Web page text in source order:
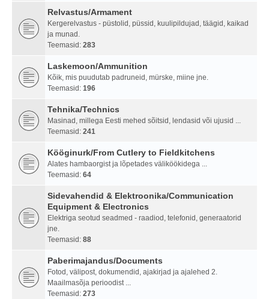
Relvastus/Armament
Kergerelvastus - püstolid, püssid, kuulipildujad, täägid, kaikad
ja munad.
Teemasid: 283
Laskemoon/Ammunition
Kõik, mis puudutab padruneid, mürske, miine jne.
Teemasid: 196
Tehnika/Technics
Masinad, millega Eesti mehed sõitsid, lendasid või ujusid ...
Teemasid: 241
Kööginurk/From Cutlery to Fieldkitchens
Alates hambaorgist ja lõpetades väliköökidega ...
Teemasid: 64
Sidevahendid & Elektroonika/Communication
Equipment & Electronics
Elektriga seotud seadmed - raadiod, telefonid, generaatorid
jne.
Teemasid: 88
Paberimajandus/Documents
Fotod, välipost, dokumendid, ajakirjad ja ajalehed 2.
Maailmasõja perioodist ...
Teemasid: 273